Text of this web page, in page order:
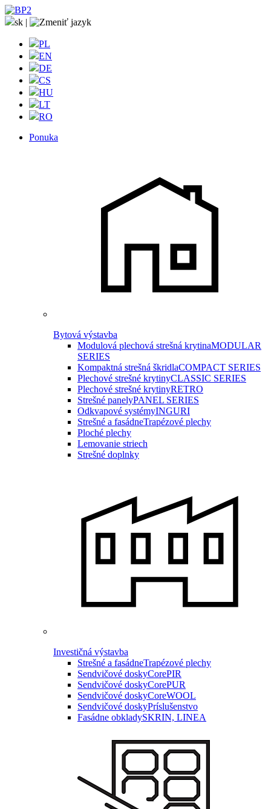
sk |
PL
EN
DE
CS
HU
LT
RO
Ponuka
Bytová výstavba
Modulová plechová strešná krytinaMODULAR
SERIES
Kompaktná strešná škridlaCOMPACT SERIES
Plechové strešné krytinyCLASSIC SERIES
Plechové strešné krytinyRETRO
Strešné panelyPANEL SERIES
Odkvapové systémyINGURI
Strešné a fasádneTrapézové plechy
Ploché plechy
Lemovanie striech
Strešné doplnky
Investičná výstavba
Strešné a fasádneTrapézové plechy
Sendvičové doskyCorePIR
Sendvičové doskyCorePUR
Sendvičové doskyCoreWOOL
Sendvičové doskyPríslušenstvo
Fasádne obkladySKRIN, LINEA